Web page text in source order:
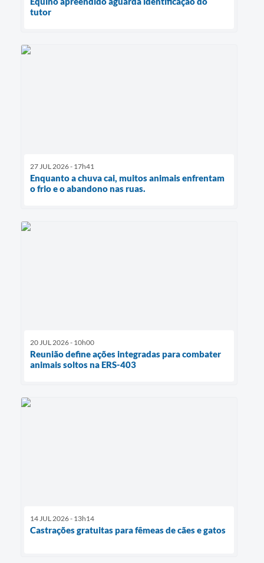
tutor
27 JUL 2026 - 17h41
Enquanto a chuva cai, muitos animais enfrentam
o frio e o abandono nas ruas.
20 JUL 2026 - 10h00
Reunião define ações integradas para combater
animais soltos na ERS-403
14 JUL 2026 - 13h14
Castrações gratuitas para fêmeas de cães e gatos